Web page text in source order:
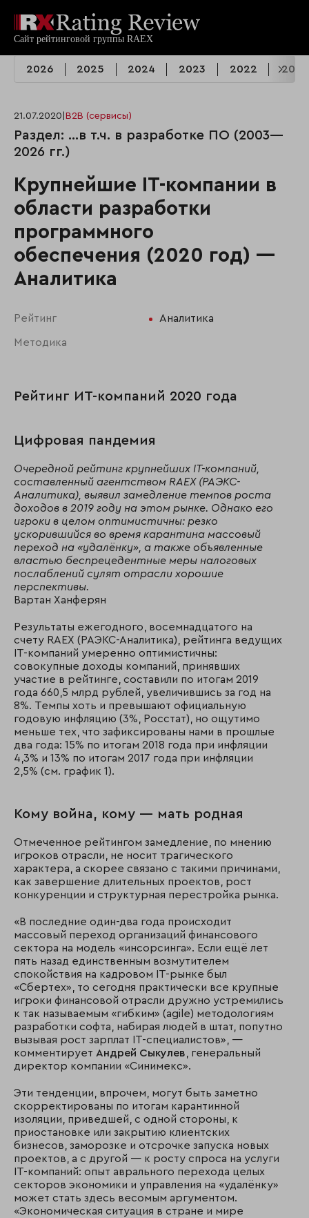
2026 2025 2024 2023 2022 2021
21.07.2020 B2B (сервисы)
Раздел: …в т.ч. в разработке ПО (2003—
2026 гг.)
Крупнейшие IT-компании в
области разработки
программного
обеспечения (2020 год) —
Аналитика
Рейтинг Аналитика
Методика
Рейтинг ИТ-компаний 2020 года
Цифровая пандемия
Очередной рейтинг крупнейших IT-компаний,
составленный агентством RAEX (РАЭКС-
Аналитика), выявил замедление темпов роста
доходов в 2019 году на этом рынке. Однако его
игроки в целом оптимистичны: резко
ускорившийся во время карантина массовый
переход на «удалёнку», а также объявленные
властью беспрецедентные меры налоговых
послаблений сулят отрасли хорошие
перспективы.
Вартан Ханферян
Результаты ежегодного, восемнадцатого на
счету RAEX (РАЭКС-Аналитика), рейтинга ведущих
IT-компаний умеренно оптимистичны:
совокупные доходы компаний, принявших
участие в рейтинге, составили по итогам 2019
года 660,5 млрд рублей, увеличившись за год на
8%. Темпы хоть и превышают официальную
годовую инфляцию (3%, Росстат), но ощутимо
меньше тех, что зафиксированы нами в прошлые
два года: 15% по итогам 2018 года при инфляции
4,3% и 13% по итогам 2017 года при инфляции
2,5% (cм. график 1).
Кому война, кому — мать родная
Отмеченное рейтингом замедление, по мнению
игроков отрасли, не носит трагического
характера, а скорее связано с такими причинами,
как завершение длительных проектов, рост
конкуренции и структурная перестройка рынка.
«В последние один-два года происходит
массовый переход организаций финансового
сектора на модель «инсорсинга». Если ещё лет
пять назад единственным возмутителем
спокойствия на кадровом IT-рынке был
«Сбертех», то сегодня практически все крупные
игроки финансовой отрасли дружно устремились
к так называемым «гибким» (agile) методологиям
разработки софта, набирая людей в штат, попутно
вызывая рост зарплат IT-специалистов», —
комментирует Андрей Сыкулев , генеральный
директор компании «Синимекс».
Эти тенденции, впрочем, могут быть заметно
скорректированы по итогам карантинной
изоляции, приведшей, с одной стороны, к
приостановке или закрытию клиентских
бизнесов, заморозке и отсрочке запуска новых
проектов, а с другой — к росту спроса на услуги
IT-компаний: опыт аврального перехода целых
секторов экономики и управления на «удалёнку»
может стать здесь весомым аргументом.
«Экономическая ситуация в стране и мире